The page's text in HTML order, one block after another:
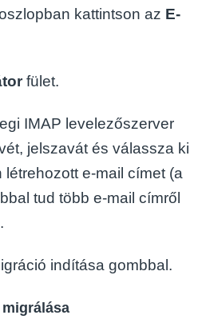
kattintson az E-
fület.
IMAP levelezőszerver
jelszavát és válassza ki
létrehozott e-mail címet (a
tud több e-mail címről
indítása gombbal.